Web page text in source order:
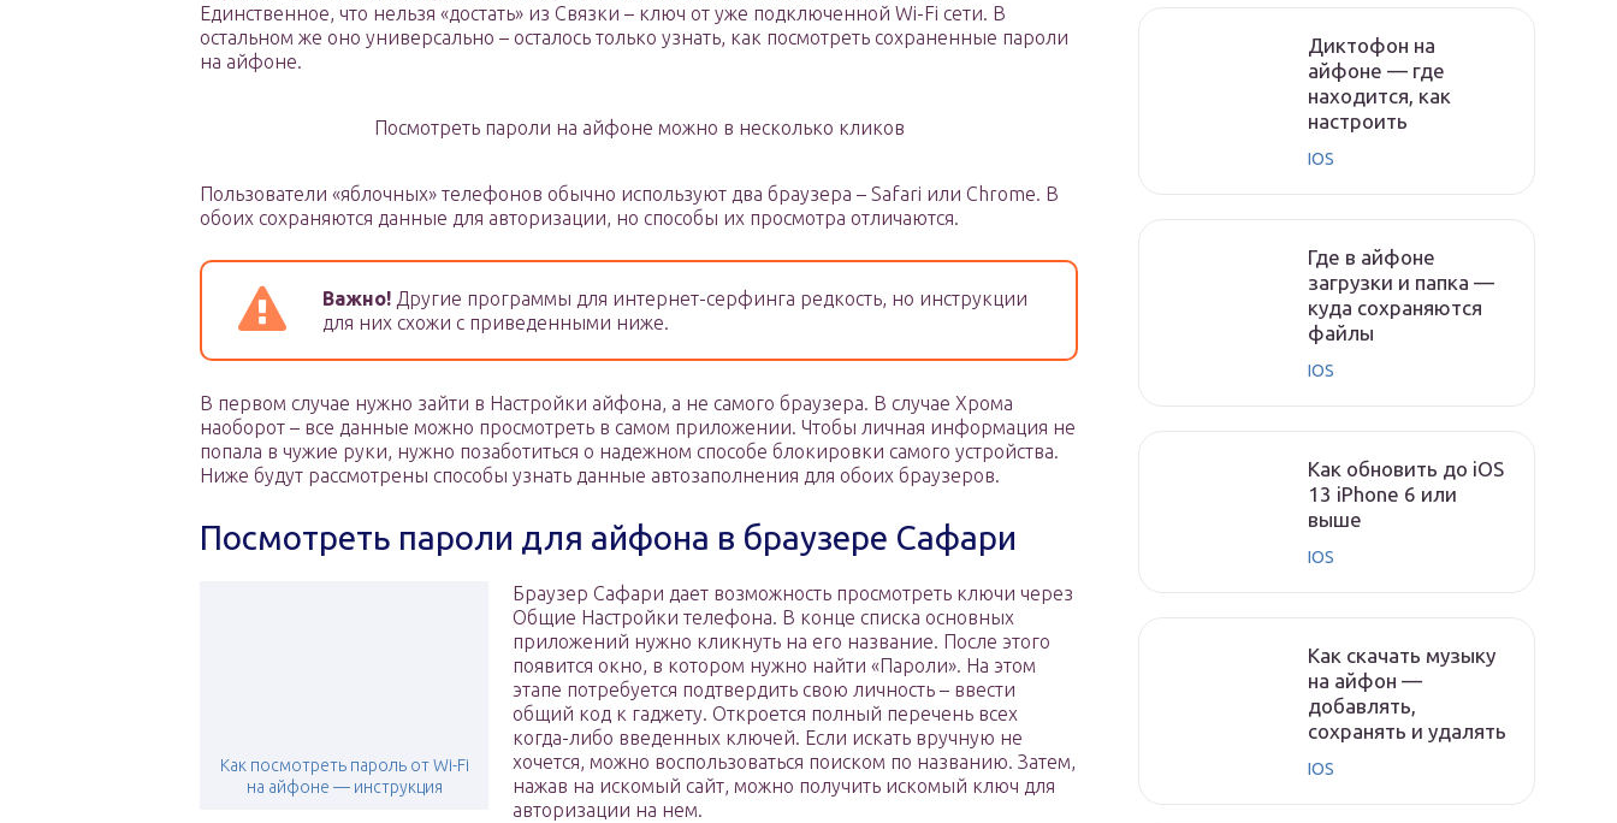
Единственное, что нельзя «достать» из Связки – ключ от уже подключенной Wi-Fi сети. В
остальном же оно универсально – осталось только узнать, как посмотреть сохраненные пароли
на айфоне.
Посмотреть пароли на айфоне можно в несколько кликов
Пользователи «яблочных» телефонов обычно используют два браузера – Safari или Chrome. В
обоих сохраняются данные для авторизации, но способы их просмотра отличаются.
Важно! Другие программы для интернет-серфинга редкость, но инструкции
для них схожи с приведенными ниже.
В первом случае нужно зайти в Настройки айфона, а не самого браузера. В случае Хрома
наоборот – все данные можно просмотреть в самом приложении. Чтобы личная информация не
попала в чужие руки, нужно позаботиться о надежном способе блокировки самого устройства.
Ниже будут рассмотрены способы узнать данные автозаполнения для обоих браузеров.
Посмотреть пароли для айфона в браузере Сафари
Как посмотреть пароль от Wi-Fi
на айфоне — инструкция
Браузер Сафари дает возможность просмотреть ключи через
Общие Настройки телефона. В конце списка основных
приложений нужно кликнуть на его название. После этого
появится окно, в котором нужно найти «Пароли». На этом
этапе потребуется подтвердить свою личность – ввести
общий код к гаджету. Откроется полный перечень всех
когда-либо введенных ключей. Если искать вручную не
хочется, можно воспользоваться поиском по названию. Затем,
нажав на искомый сайт, можно получить искомый ключ для
авторизации на нем.
Диктофон на
айфоне — где
находится, как
настроить
IOS
Где в айфоне
загрузки и папка —
куда сохраняются
файлы
IOS
Как обновить до iOS
13 iPhone 6 или
выше
IOS
Как скачать музыку
на айфон —
добавлять,
сохранять и удалять
IOS